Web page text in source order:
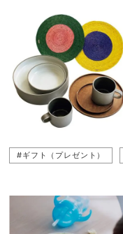
#ギフト（プレゼント）